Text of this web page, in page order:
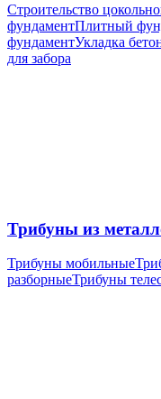
Строительство
фундаментПлитный
фундаментУкладка
для забора
Трибуны из
Трибуны мобильные
разборныеТрибуны